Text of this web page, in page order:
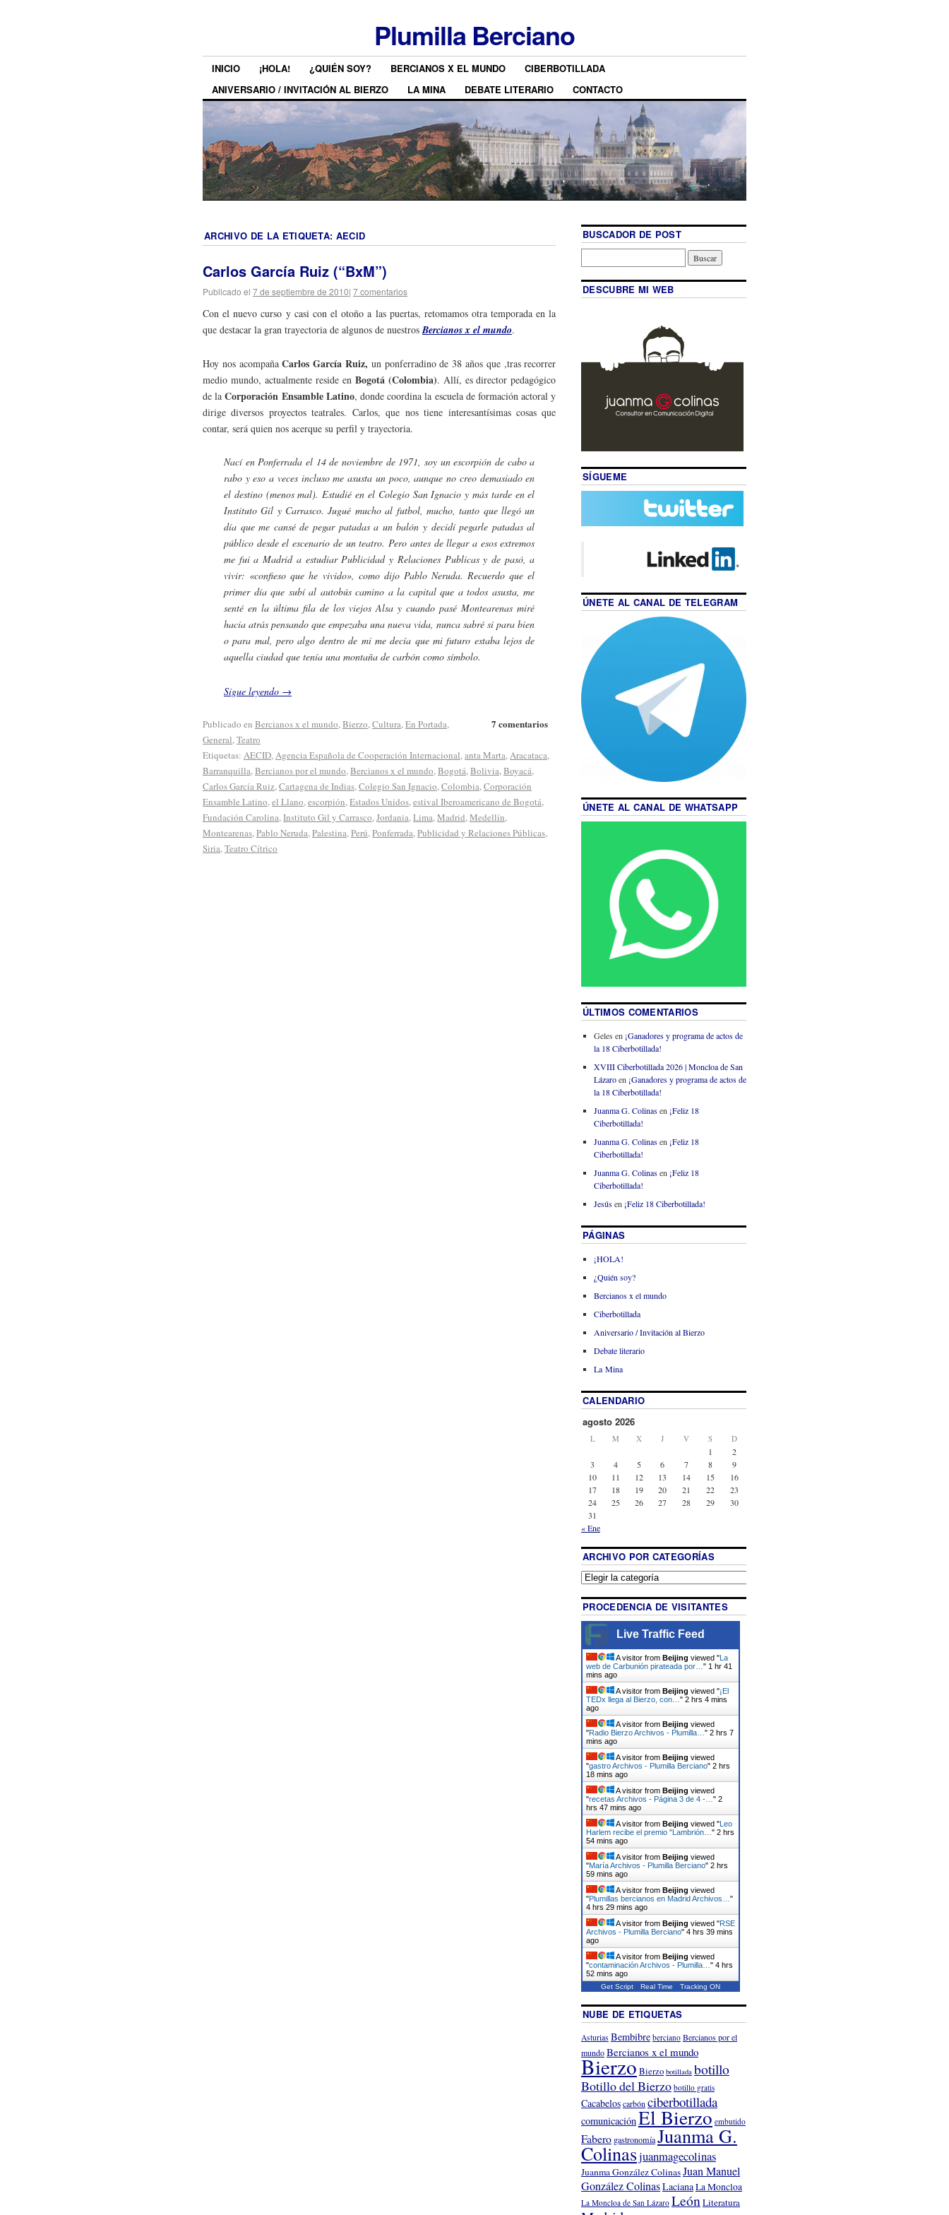
Plumilla Berciano
INICIO ¡HOLA! ¿QUIÉN SOY? BERCIANOS X EL MUNDO
CIBERBOTILLADA
ANIVERSARIO / INVITACIÓN AL BIERZO
LA MINA DEBATE LITERARIO CONTACTO
ARCHIVO DE LA ETIQUETA: AECID
Carlos García Ruiz (“BxM”)
Publicado el 7 de septiembre de 2010| 7 comentarios
Con el nuevo curso y casi con el otoño a las puertas, retomamos otra temporada en la
que destacar la gran trayectoria de algunos de nuestrosBercianos x el mundo.
Hoy nos acompañaCarlos García Ruiz, un ponferradino de 38 años que ,tras recorrer
medio mundo, actualmente reside en Bogotá (Colombia). Allí, es director pedagógico
de laCorporación Ensamble Latino, donde coordina la escuela de formación actoral y
dirige diversos proyectos teatrales. Carlos, que nos tiene interesantísimas cosas que
contar, será quien nos acerque su perfil y trayectoria.
Nací en Ponferrada el 14 de noviembre de 1971, soy un escorpión de cabo a
rabo y eso a veces incluso me asusta un poco, aunque no creo demasiado en
el destino (menos mal). Estudié en el Colegio San Ignacio y más tarde en el
Instituto Gil y Carrasco. Jugué mucho al futbol, mucho, tanto que llegó un
día que me cansé de pegar patadas a un balón y decidí pegarle patadas al
público desde el escenario de un teatro. Pero antes de llegar a esos extremos
me fui a Madrid a estudiar Publicidad y Relaciones Publicas y de pasó, a
vivir: «confieso que he vivido», como dijo Pablo Neruda. Recuerdo que el
primer día que subí al autobús camino a la capital que a todos asusta, me
senté en la última fila de los viejos Alsa y cuando pasé Montearenas miré
hacia atrás pensando que empezaba una nueva vida, nunca sabré si para bien
o para mal, pero algo dentro de mi me decía que mi futuro estaba lejos de
aquella ciudad que tenía una montaña de carbón como símbolo.
Sigue leyendo →
7 comentarios
Publicado en Bercianos x el mundo, Bierzo, Cultura, En Portada,
General, Teatro
Etiquetas: AECID, Agencia Española de Cooperación Internacional, anta Marta, Aracataca,
Barranquilla, Bercianos por el mundo, Bercianos x el mundo, Bogotá, Bolivia, Boyacá,
Carlos García Ruiz, Cartagena de Indias, Colegio San Ignacio, Colombia, Corporación
Ensamble Latino, el Llano, escorpión, Estados Unidos, estival Iberoamericano de Bogotá,
Fundación Carolina, Instituto Gil y Carrasco, Jordania, Lima, Madrid, Medellín,
Montearenas, Pablo Neruda, Palestina, Perú, Ponferrada, Publicidad y Relaciones Públicas,
Siria, Teatro Cítrico
BUSCADOR DE POST
DESCUBRE MI WEB
SÍGUEME
ÚNETE AL CANAL DE TELEGRAM
ÚNETE AL CANAL DE WHATSAPP
ÚLTIMOS COMENTARIOS
Geles en ¡Ganadores y programa de actos de
la 18 Ciberbotillada!
XVIII Ciberbotillada 2026 | Moncloa de San
Lázaroen ¡Ganadores y programa de actos de
la 18 Ciberbotillada!
Juanma G. Colinasen ¡Feliz 18
Ciberbotillada!
Juanma G. Colinasen ¡Feliz 18
Ciberbotillada!
Juanma G. Colinasen ¡Feliz 18
Ciberbotillada!
Jesúsen ¡Feliz 18 Ciberbotillada!
PÁGINAS
¡HOLA!
¿Quién soy?
Bercianos x el mundo
Ciberbotillada
Aniversario / Invitación al Bierzo
Debate literario
La Mina
CALENDARIO
agosto 2026
L M X J V S D
1
2
3
4 5 6 7 8
9
10
11 12 13 14 15
16
17
18 19 20 21 22
23
24
25 26 27 28 29
30
31
« Ene
ARCHIVO POR CATEGORÍAS
PROCEDENCIA DE VISITANTES
Live Traffic Feed
A visitor from Beijing viewed "La
web de Carbunión pirateada por… " 1 hr 41
mins ago
A visitor from Beijing viewed "¡El
TEDx llega al Bierzo, con… " 2 hrs 4 mins
ago
A visitor from Beijing viewed
"Radio Bierzo Archivos - Plumilla… " 2 hrs 7
mins ago
A visitor from Beijing viewed
"gastro Archivos - Plumilla Berciano" 2 hrs
18 mins ago
A visitor from Beijing viewed
"recetas Archivos - Página 3 de 4 -… " 2
hrs 47 mins ago
A visitor from Beijing viewed "Leo
Harlem recibe el premio "Lambrión… " 2 hrs
54 mins ago
A visitor from Beijing viewed
"María Archivos - Plumilla Berciano" 2 hrs
59 mins ago
A visitor from Beijing viewed
"Plumillas bercianos en Madrid Archivos… "
4 hrs 29 mins ago
A visitor from Beijing viewed "RSE
Archivos - Plumilla Berciano" 4 hrs 39 mins
ago
A visitor from Beijing viewed
"contaminación Archivos - Plumilla… " 4 hrs
52 mins ago
Get Script Real Time Tracking ON
NUBE DE ETIQUETAS
Asturias Bembibre berciano Bercianos por el
mundoBercianos x el mundo
BierzoBierzo botillada botillo
Botillo del Bierzo botillo gratis
Cacabeloscarbón ciberbotillada
comunicaciónEl Bierzo embutido
Fabero gastronomíaJuanma G.
Colinasjuanmagecolinas
Juanma González ColinasJuan Manuel
González ColinasLacianaLa Moncloa
La Moncloa de San Lázaro LeónLiteratura